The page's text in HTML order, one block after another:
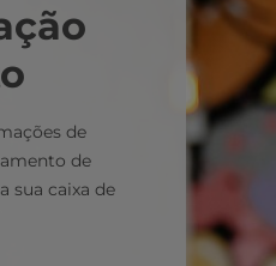
de
de
sua caixa de